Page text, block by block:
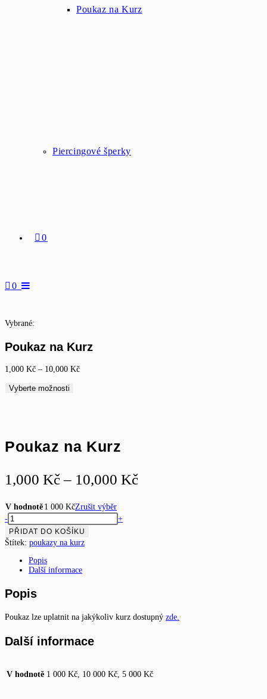
Poukaz na Kurz
Piercingové šperky
0
0
Vybrané:
Poukaz na Kurz
1,000 Kč – 10,000 KčRozpětí
Vyberte možnosti
Poukaz na Kurz
1,000 Kč – 10,000 KčRozpětí
V hodnotě 1 000 KčZrušit výběr
Poukaz
na
Kurz
množství
- +
PŘIDAT DO KOŠÍKU
Štítek: poukazy na kurz
Popis
Další informace
Popis
Poukaz lze uplatnit na jakýkoliv kurz dostupný zde.
Další informace
V hodnotě 1 000 Kč, 10 000 Kč, 5 000 Kč